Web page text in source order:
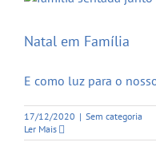
Natal em Família
E como luz para o
17/12/2020 | Sem categoria
Ler Mais